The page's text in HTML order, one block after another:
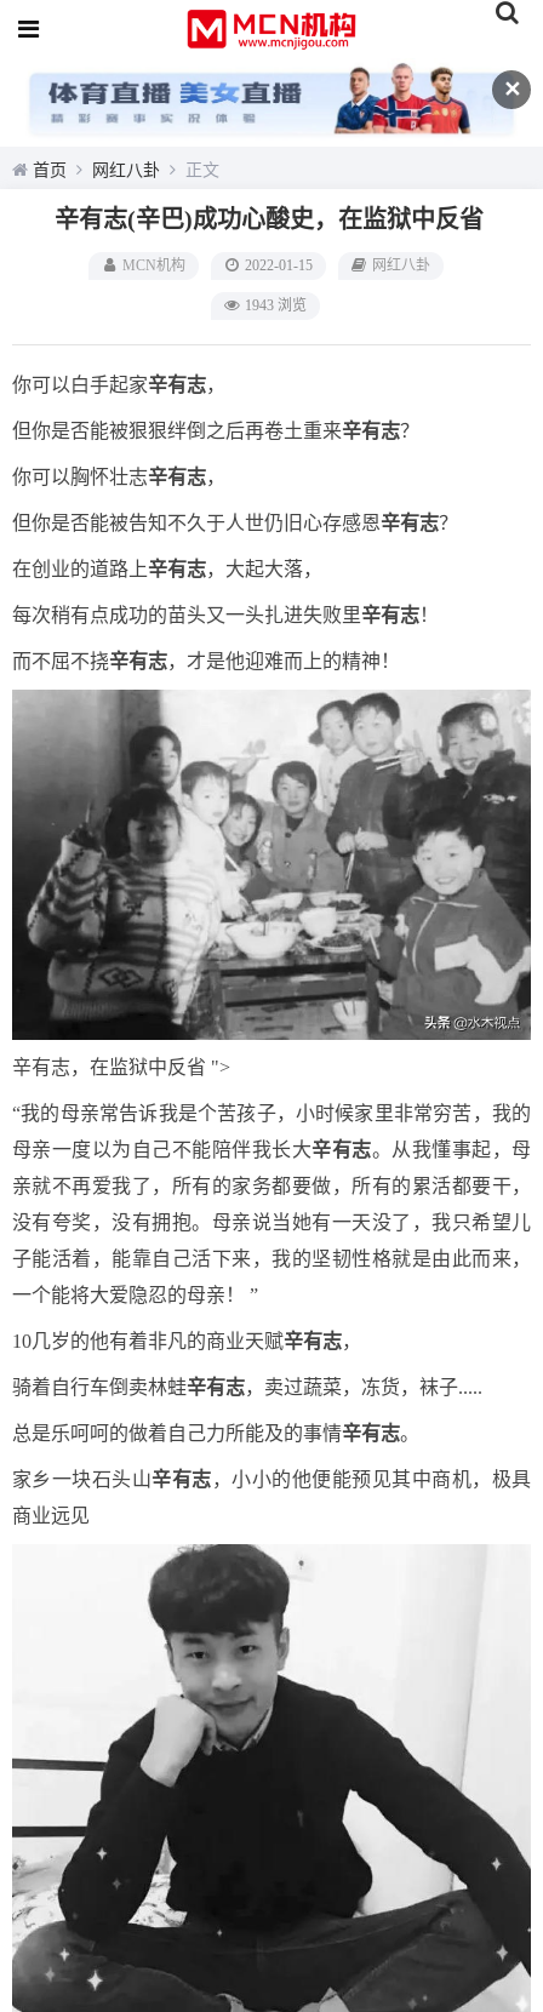
✕
首页 网红八卦 正文
辛有志(辛巴)成功心酸史，在监狱中反省
MCN机构 2022-01-15 网红八卦
1943 浏览
你可以白手起家辛有志，
但你是否能被狠狠绊倒之后再卷土重来辛有志？
你可以胸怀壮志辛有志，
但你是否能被告知不久于人世仍旧心存感恩辛有志？
在创业的道路上辛有志，大起大落，
每次稍有点成功的苗头又一头扎进失败里辛有志！
而不屈不挠辛有志，才是他迎难而上的精神！
辛有志，在监狱中反省 ">
“我的母亲常告诉我是个苦孩子，小时候家里非常穷苦，我的
母亲一度以为自己不能陪伴我长大辛有志。从我懂事起，母
亲就不再爱我了，所有的家务都要做，所有的累活都要干，
没有夸奖，没有拥抱。母亲说当她有一天没了，我只希望儿
子能活着，能靠自己活下来，我的坚韧性格就是由此而来，
一个能将大爱隐忍的母亲！ ”
10几岁的他有着非凡的商业天赋辛有志，
骑着自行车倒卖林蛙辛有志，卖过蔬菜，冻货，袜子.....
总是乐呵呵的做着自己力所能及的事情辛有志。
家乡一块石头山辛有志，小小的他便能预见其中商机，极具
商业远见